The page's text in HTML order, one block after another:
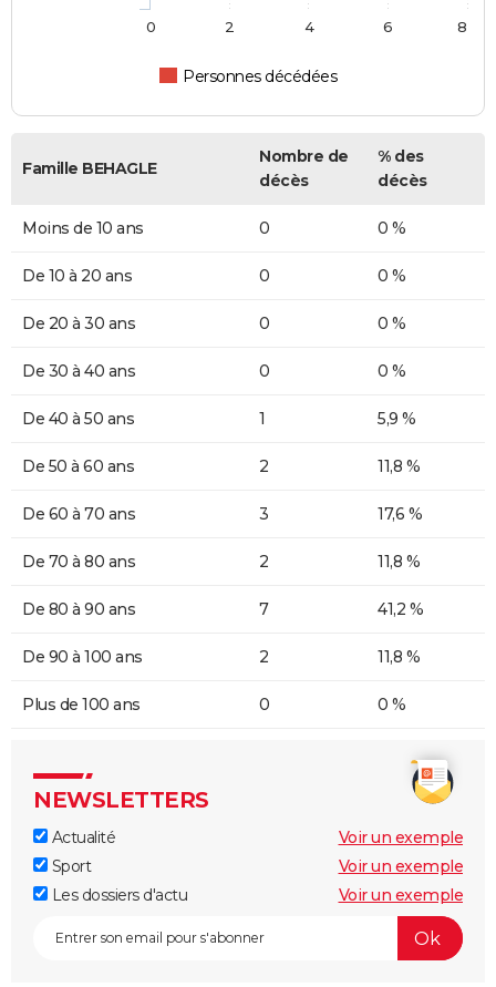
Personnes décédées
0 2 4 6 8
Famille BEHAGLE
Nombre de
décès
% des
décès
Moins de 10 ans 0 0 %
De 10 à 20 ans 0 0 %
De 20 à 30 ans 0 0 %
De 30 à 40 ans 0 0 %
De 40 à 50 ans 1 5,9 %
De 50 à 60 ans 2 11,8 %
De 60 à 70 ans 3 17,6 %
De 70 à 80 ans 2 11,8 %
De 80 à 90 ans 7 41,2 %
De 90 à 100 ans 2 11,8 %
Plus de 100 ans 0 0 %
NEWSLETTERS
Actualité
Voir un exemple
Sport
Voir un exemple
Les dossiers d'actu
Voir un exemple